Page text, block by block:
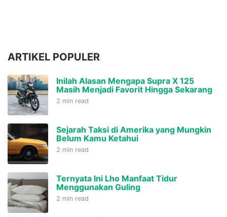
ARTIKEL POPULER
Inilah Alasan Mengapa Supra X 125
Masih Menjadi Favorit Hingga Sekarang
2 min read
Sejarah Taksi di Amerika yang Mungkin
Belum Kamu Ketahui
2 min read
Ternyata Ini Lho Manfaat Tidur
Menggunakan Guling
2 min read